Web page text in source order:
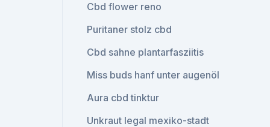
Cbd flower reno
Puritaner stolz cbd
Cbd sahne plantarfasziitis
Miss buds hanf unter augenöl
Aura cbd tinktur
Unkraut legal mexiko-stadt